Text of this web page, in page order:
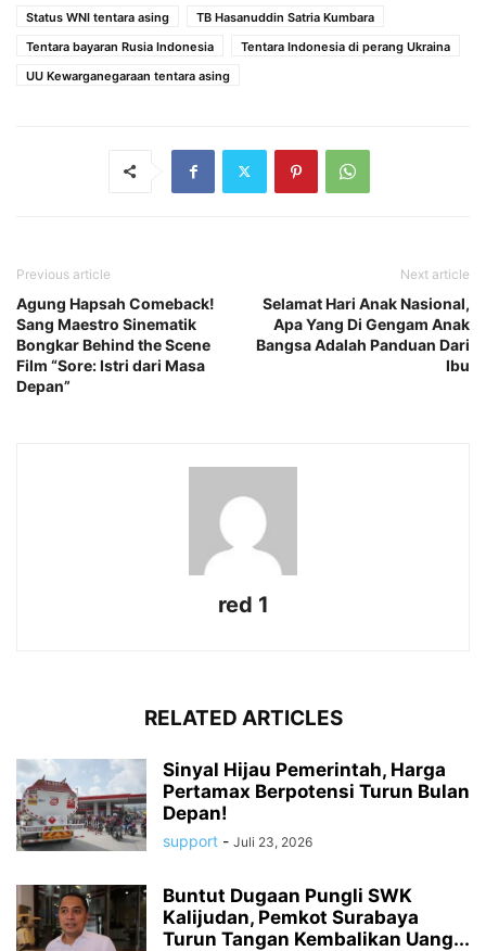
Status WNI tentara asing
TB Hasanuddin Satria Kumbara
Tentara bayaran Rusia Indonesia
Tentara Indonesia di perang Ukraina
UU Kewarganegaraan tentara asing
Previous article
Agung Hapsah Comeback!
Sang Maestro Sinematik
Bongkar Behind the Scene
Film “Sore: Istri dari Masa
Depan”
Next article
Selamat Hari Anak Nasional,
Apa Yang Di Gengam Anak
Bangsa Adalah Panduan Dari
Ibu
red 1
RELATED ARTICLES
Sinyal Hijau Pemerintah, Harga
Pertamax Berpotensi Turun Bulan
Depan!
support - Juli 23, 2026
Buntut Dugaan Pungli SWK
Kalijudan, Pemkot Surabaya
Turun Tangan Kembalikan Uang...